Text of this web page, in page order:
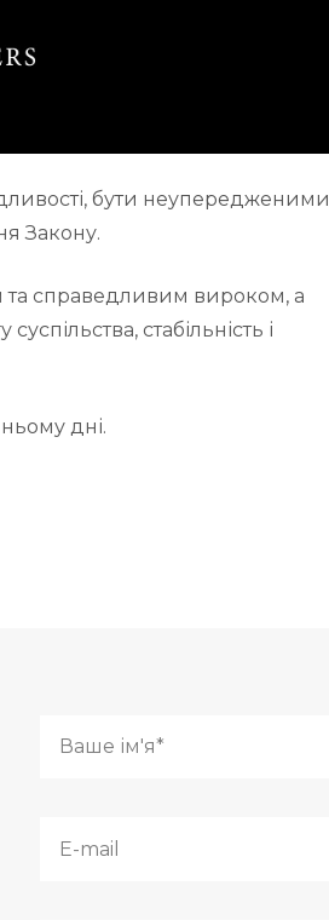
бути
Закону.
та справедливим вироком, а
стабільність і
дні.